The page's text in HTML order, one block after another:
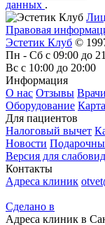
данных .
Правовая
Эстетик Клуб ©
Пн - Сб с 09:00 до
Вс с 10:00 до 20:00
Информация
О нас Отзывы Врачи
Оборудование
Для пациентов
Налоговый вычет
Новости
Версия для
Контакты
Адреса клиник
Сделано в
Адреса клиник в